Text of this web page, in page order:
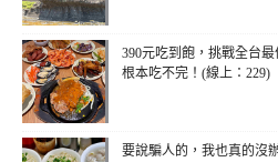
390元吃到飽，挑戰全台
根本吃不完！(線上：229)
要說騙人的，我也真的沒